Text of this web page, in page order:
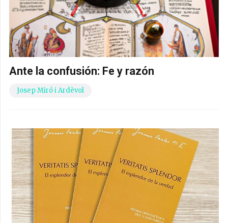
Ante la confusión: Fe y razón
Josep Miró i Ardèvol